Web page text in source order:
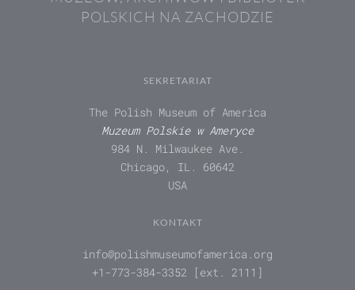
POLSKICH NA ZACHODZIE
SEKRETARIAT
The Polish Museum of America
Muzeum Polskie w Ameryce
984 N. Milwaukee Ave.
Chicago, IL. 60642
USA
KONTAKT
info@polishmuseumofamerica.org
+1-773-384-3352 [ext. 2111]